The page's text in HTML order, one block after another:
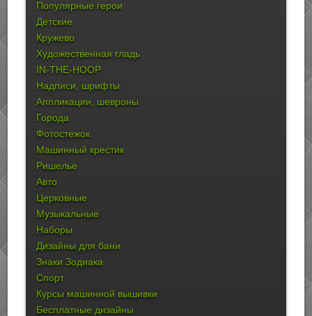
Популярные герои
Детские
Кружево
Художественная гладь
IN-THE-HOOP
Надписи, шрифты
Аппликации, шевроны
Города
Фотостежок
Машинный крестик
Ришелье
Авто
Церковные
Музыкальные
Наборы
Дизайны для бани
Знаки Зодиака
Спорт
Курсы машинной вышивки
Бесплатные дизайны